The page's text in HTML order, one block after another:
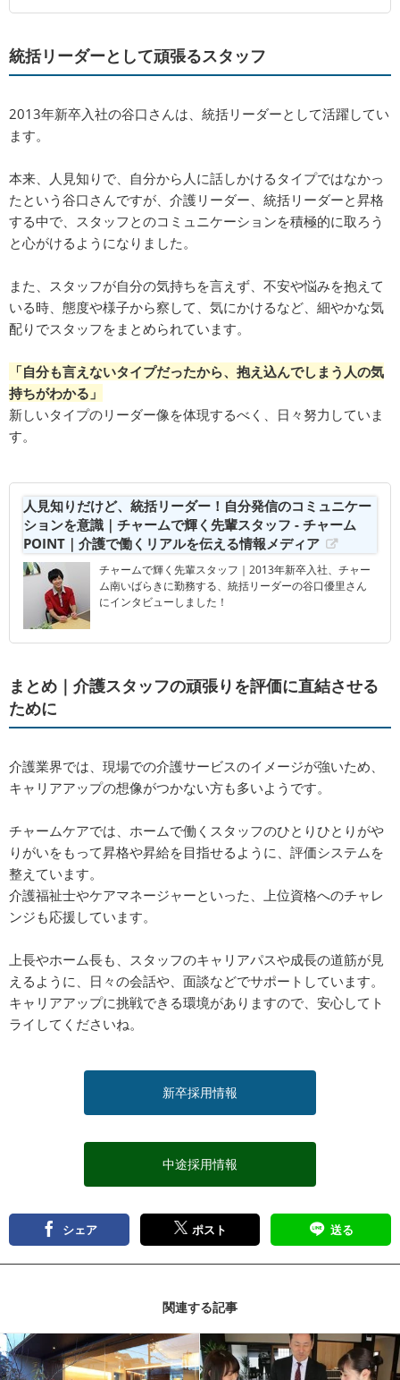
統括リーダーとして頑張るスタッフ
2013年新卒入社の谷口さんは、統括リーダーとして活躍してい
ます。
本来、人見知りで、自分から人に話しかけるタイプではなかっ
たという谷口さんですが、介護リーダー、統括リーダーと昇格
する中で、スタッフとのコミュニケーションを積極的に取ろう
と心がけるようになりました。
また、スタッフが自分の気持ちを言えず、不安や悩みを抱えて
いる時、態度や様子から察して、気にかけるなど、細やかな気
配りでスタッフをまとめられています。
「自分も言えないタイプだったから、抱え込んでしまう人の気
持ちがわかる」
新しいタイプのリーダー像を体現するべく、日々努力していま
す。
人見知りだけど、統括リーダー！自分発信のコミュニケー
ションを意識｜チャームで輝く先輩スタッフ - チャーム
POINT｜介護で働くリアルを伝える情報メディア
チャームで輝く先輩スタッフ｜2013年新卒入社、チャー
ム南いばらきに勤務する、統括リーダーの谷口優里さん
にインタビューしました！
まとめ｜介護スタッフの頑張りを評価に直結させる
ために
介護業界では、現場での介護サービスのイメージが強いため、
キャリアアップの想像がつかない方も多いようです。
チャームケアでは、ホームで働くスタッフのひとりひとりがや
りがいをもって昇格や昇給を目指せるように、評価システムを
整えています。
介護福祉士やケアマネージャーといった、上位資格へのチャレ
ンジも応援しています。
上長やホーム長も、スタッフのキャリアパスや成長の道筋が見
えるように、日々の会話や、面談などでサポートしています。
キャリアアップに挑戦できる環境がありますので、安心してト
ライしてくださいね。
新卒採用情報
中途採用情報
シェア ポスト 送る
関連する記事
記事を読む